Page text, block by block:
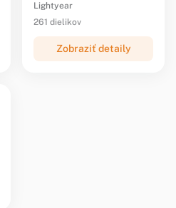
Lightyear
261 dielikov
Zobraziť detaily